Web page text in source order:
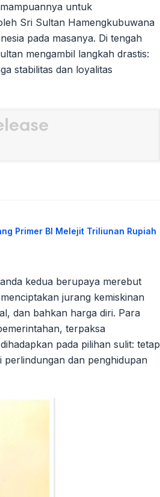
untuk
Sri Sultan Hamengkubuwana
pada masanya. Di tengah
mengambil langkah drastis:
stabilitas dan loyalitas
Primer BI Melejit Triliunan Rupiah
kedua berupaya merebut
jurang kemiskinan
dan bahkan harga diri. Para
terpaksa
pada pilihan sulit: tetap
perlindungan dan penghidupan